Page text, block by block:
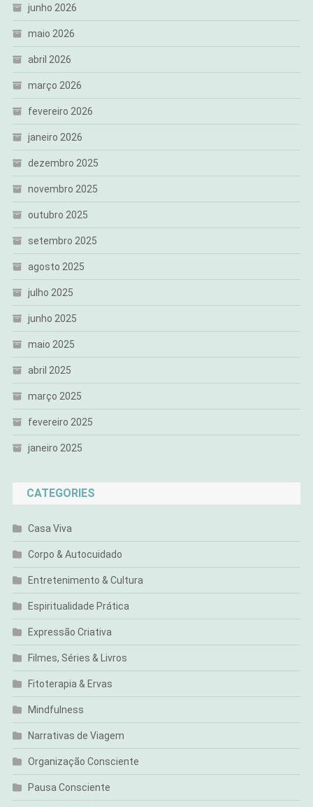
junho 2026
maio 2026
abril 2026
março 2026
fevereiro 2026
janeiro 2026
dezembro 2025
novembro 2025
outubro 2025
setembro 2025
agosto 2025
julho 2025
junho 2025
maio 2025
abril 2025
março 2025
fevereiro 2025
janeiro 2025
CATEGORIES
Casa Viva
Corpo & Autocuidado
Entretenimento & Cultura
Espiritualidade Prática
Expressão Criativa
Filmes, Séries & Livros
Fitoterapia & Ervas
Mindfulness
Narrativas de Viagem
Organização Consciente
Pausa Consciente